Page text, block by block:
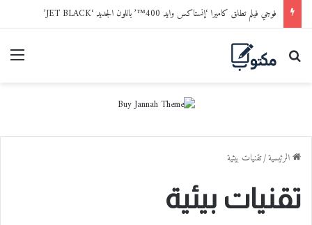
فوجي فيلم تطلق كاميرا ‘إنستاكس وايد 400™’ باللون الجديد ‘JET BLACK’
بحث عن
الرئيسية/تقنيات بيئية
تقنيات بيئية